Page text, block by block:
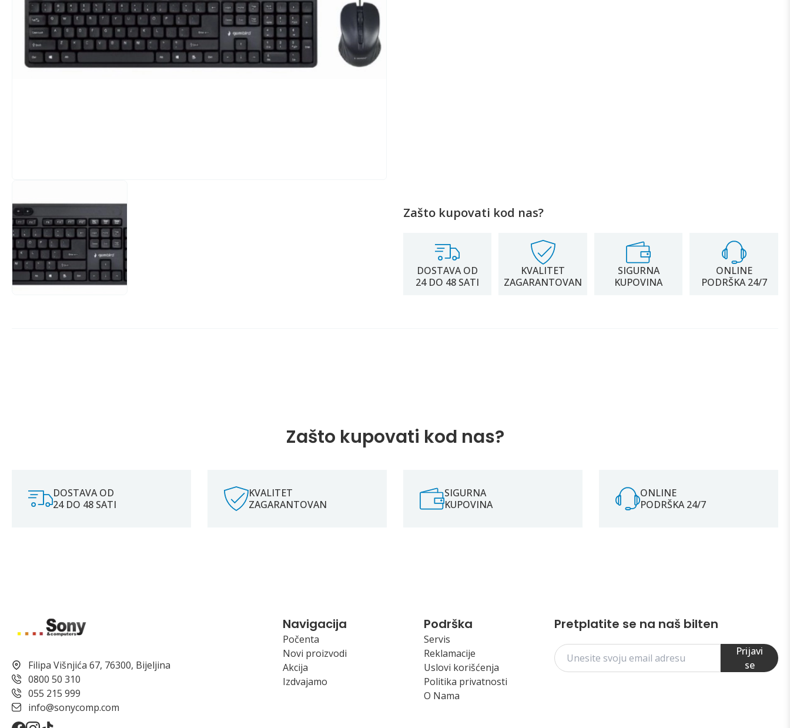
Zašto kupovati kod nas?
DOSTAVA OD
24 DO 48 SATI
KVALITET
ZAGARANTOVAN
SIGURNA
KUPOVINA
ONLINE
PODRŠKA 24/7
Zašto kupovati kod nas?
DOSTAVA OD
24 DO 48 SATI
KVALITET
ZAGARANTOVAN
SIGURNA
KUPOVINA
ONLINE
PODRŠKA 24/7
Filipa Višnjića 67, 76300, Bijeljina
0800 50 310
055 215 999
info@sonycomp.com
Navigacija
Počenta
Novi proizvodi
Akcija
Izdvajamo
Podrška
Servis
Reklamacije
Uslovi korišćenja
Politika privatnosti
O Nama
Pretplatite se na naš bilten
Prijavi
se